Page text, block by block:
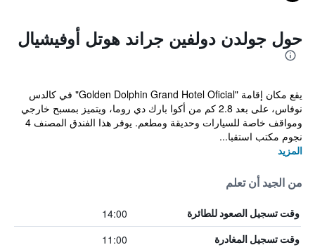
حول جولدن دولفين جراند هوتل أوفيشيال
يقع مكان إقامة "Golden Dolphin Grand Hotel Oficial" في كالدس
نوفاس، على بعد 2.8 كم من أكوا بارك دي روما، ويتميز بمسبح خارجي
ومواقف خاصة للسيارات وحديقة ومطعم. يوفر هذا الفندق المصنف 4
نجوم مكتب استقبا...
المزيد
من الجيد أن تعلم
وقت تسجيل الصعود للطائرة 14:00
وقت تسجيل المغادرة 11:00